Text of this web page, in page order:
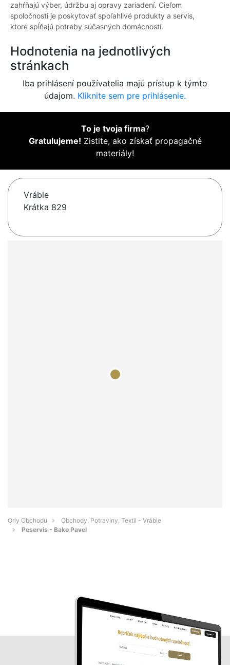
zahŕňajú výber, údržbu aj opravy zariadení. Cieľom
spoločnosti je poskytovať spoľahlivé produkty a servis,
ktoré spĺňajú potreby súčasných domácností.
Hodnotenia na jednotlivých
stránkach
Iba prihlásení používatelia majú prístup k týmto
údajom. Kliknite sem pre prihlásenie.
To je tvoja firma?
Gratulujeme! Zistite, ako získať propagačné
materiály!
Vráble
Krátka 829
Orly Obchodu
Obchody, Potraviny, Textil - Vráble
Peservis - Bako Pavel